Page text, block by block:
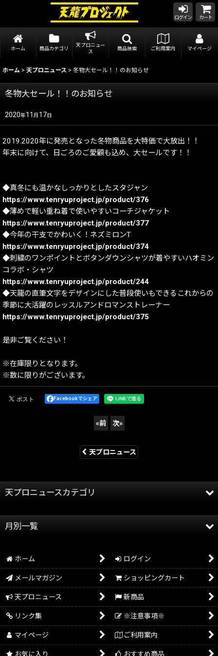
ログイン カート
ホーム 商品カテゴリ
天プロニュー
ス
商品検索 ご利用案内 マイページ
ホーム > 天プロニュース > 冬物大セール！！のお知らせ
冬物大セール！！のお知らせ
2020年11 月 17日
2019.2020年に発売となった冬物商品を大特価で大放出！！
年末に向けて、日ごろのご愛顧も込め、大セールです！！
◆真冬にも温かなしっかりとしたスタジャン
https://www.tenryuproject.jp/product/376
◆薄めで軽い重ね着で使いやすいコーチジャケット
https://www.tenryuproject.jp/product/377
◆今年の干支でかわいく！ネズミロンT
https://www.tenryuproject.jp/product/374
◆刺繍のワンポイントとボタンダウンシャツが着やすいハオミン
コラボ・シャツ
https://www.tenryuproject.jp/product/244
◆天龍の直筆文字をデザインにした普段使いもできるこれからの
季節に大活躍のレッスルアンドロマンストレーナー
https://www.tenryuproject.jp/product/375
是非ご覧ください！
※在庫限りとなります。
※数に限りがございます。
Facebookでシェア
«前 次»
天プロニュース
天プロニュースカテゴリ
天龍プロジェクト
月別一覧
2025年
2024年
2023年
2022年
2021年
ホーム ログイン
メールマガジン ショッピングカート
天プロニュース 新商品
リンク集 ※注意事項※
マイページ ご利用案内
お気に入り おすすめ商品